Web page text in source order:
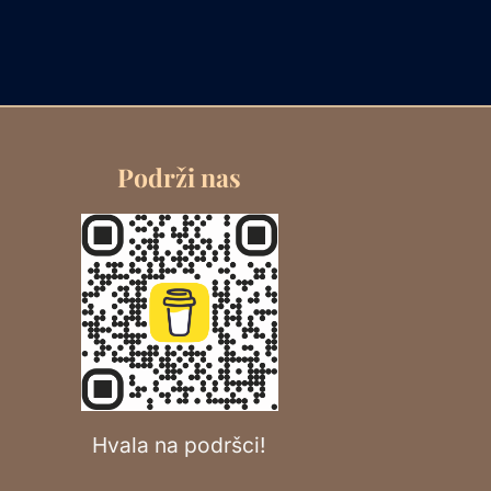
Podrži nas
Hvala na podršci!